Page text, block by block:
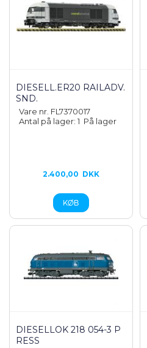
DIESELL.ER20 RAILADV.
SND.
Vare nr. FL7370017
Antal på lager: 1 På lager
2.400,00 DKK
DIESELLOK 218 054-3 P
RESS